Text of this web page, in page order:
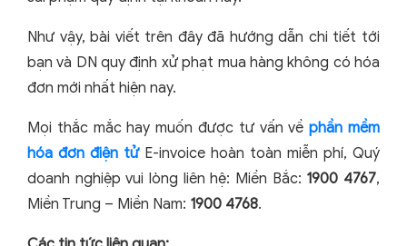
Như vậy, bài viết trên đây đã hướng dẫn chi tiết tới
bạn và DN quy định xử phạt mua hàng không có hóa
đơn mới nhất hiện nay.
Mọi thắc mắc hay muốn được tư vấn vềphần mềm
hóa đơn điện tửE-invoice hoàn toàn miễn phí, Quý
doanh nghiệp vui lòng liên hệ: Miền Bắc: 1900 4767,
Miền Trung – Miền Nam: 1900 4768.